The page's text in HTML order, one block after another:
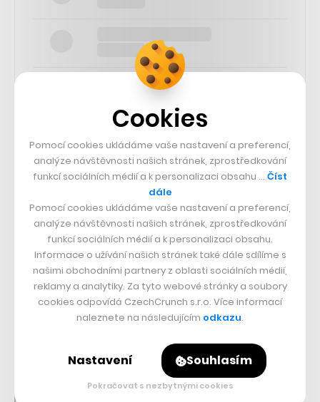
SLEDUJTE NÁS
73k
25k
56.4k
Cookies
Pomocí cookies ukládáme vaše nastavení a preferencí,
analýze návštěvnosti našich stránek, zprostředkování
funkcí sociálních médií a k personalizaci obsahu … Číst
dále
Pomocí cookies ukládáme vaše nastavení a preferencí,
analýze návštěvnosti našich stránek, zprostředkování
funkcí sociálních médií a k personalizaci obsahu.
Informace o užívání našich stránek také dále sdílíme s
našimi obchodními partnery z oblasti sociálních médií,
reklamy a analytiky. Za tyto webové stránky a soubory
cookies odpovídá CzechCrunch s.r.o. Více informací
naleznete na následujícím odkazu.
Nastavení Souhlasím
Pokračovat s nezbytnými cookies